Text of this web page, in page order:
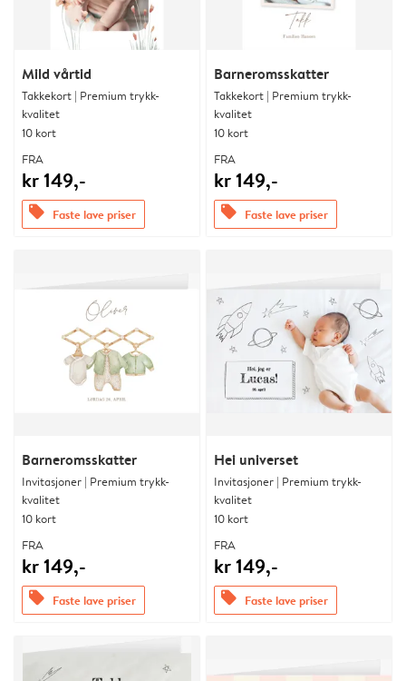
Mild vårtid
Takkekort | Premium trykk-
kvalitet
10 kort
FRA
kr 149,-
offers Faste lave priser
Barneromsskatter
Takkekort | Premium trykk-
kvalitet
10 kort
FRA
kr 149,-
offers Faste lave priser
Barneromsskatter
Invitasjoner | Premium trykk-
kvalitet
10 kort
FRA
kr 149,-
offers Faste lave priser
Hei universet
Invitasjoner | Premium trykk-
kvalitet
10 kort
FRA
kr 149,-
offers Faste lave priser